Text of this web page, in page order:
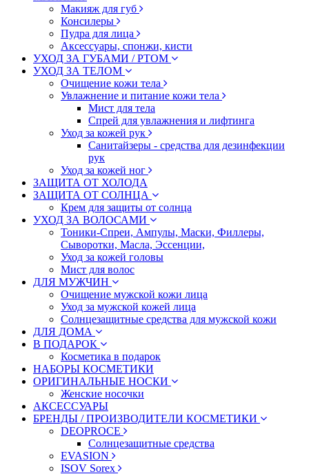
Макияж для губ
Консилеры
Пудра для лица
Аксессуары, спонжи, кисти
УХОД ЗА ГУБАМИ / РТОМ
УХОД ЗА ТЕЛОМ
Очищение кожи тела
Увлажнение и питание кожи тела
Мист для тела
Спрей для увлажнения и лифтинга
Уход за кожей рук
Санитайзеры - средства для дезинфекции
рук
Уход за кожей ног
ЗАЩИТА ОТ ХОЛОДА
ЗАЩИТА ОТ СОЛНЦА
Крем для защиты от солнца
УХОД ЗА ВОЛОСАМИ
Тоники-Спреи, Ампулы, Маски, Филлеры,
Сыворотки, Масла, Эссенции,
Уход за кожей головы
Мист для волос
ДЛЯ МУЖЧИН
Очищение мужской кожи лица
Уход за мужской кожей лица
Солнцезащитные средства для мужской кожи
ДЛЯ ДОМА
В ПОДАРОК
Косметика в подарок
НАБОРЫ КОСМЕТИКИ
ОРИГИНАЛЬНЫЕ НОСКИ
Женские носочки
АКСЕССУАРЫ
БРЕНДЫ / ПРОИЗВОДИТЕЛИ КОСМЕТИКИ
DEOPROCE
Солнцезащитные средства
EVASION
ISOV Sorex